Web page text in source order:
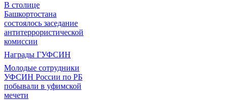
В столице
Башкортостана
состоялось заседание
антитеррористической
комиссии
Награды ГУФСИН
Молодые сотрудники
УФСИН России по РБ
побывали в уфимской
мечети